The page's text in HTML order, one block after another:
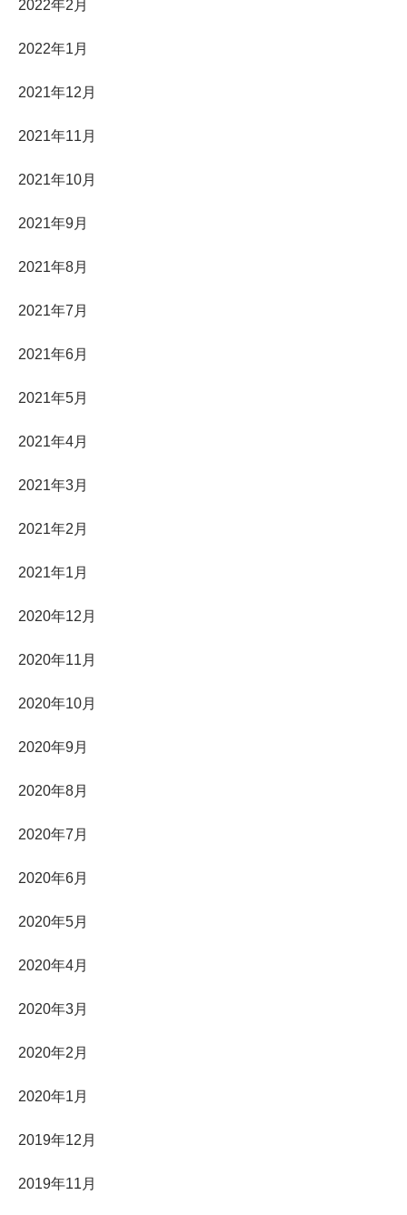
2022年2月
2022年1月
2021年12月
2021年11月
2021年10月
2021年9月
2021年8月
2021年7月
2021年6月
2021年5月
2021年4月
2021年3月
2021年2月
2021年1月
2020年12月
2020年11月
2020年10月
2020年9月
2020年8月
2020年7月
2020年6月
2020年5月
2020年4月
2020年3月
2020年2月
2020年1月
2019年12月
2019年11月